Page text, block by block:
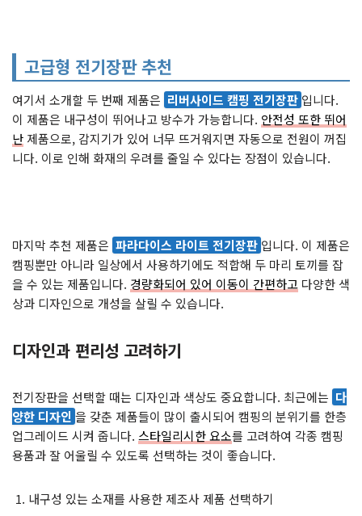
고급형 전기장판 추천
여기서 소개할 두 번째 제품은 리버사이드 캠핑 전기장판 입니다.
이 제품은 내구성이 뛰어나고 방수가 가능합니다. 안전성 또한 뛰어
난 제품으로, 감지기가 있어 너무 뜨거워지면 자동으로 전원이 꺼집
니다. 이로 인해 화재의 우려를 줄일 수 있다는 장점이 있습니다.
마지막 추천 제품은 파라다이스 라이트 전기장판 입니다. 이 제품은
캠핑뿐만 아니라 일상에서 사용하기에도 적합해 두 마리 토끼를 잡
을 수 있는 제품입니다. 경량화되어 있어 이동이 간편하고 다양한 색
상과 디자인으로 개성을 살릴 수 있습니다.
디자인과 편리성 고려하기
전기장판을 선택할 때는 디자인과 색상도 중요합니다. 최근에는 다
양한 디자인 을 갖춘 제품들이 많이 출시되어 캠핑의 분위기를 한층
업그레이드 시켜 줍니다. 스타일리시한 요소를 고려하여 각종 캠핑
용품과 잘 어울릴 수 있도록 선택하는 것이 좋습니다.
내구성 있는 소재를 사용한 제조사 제품 선택하기